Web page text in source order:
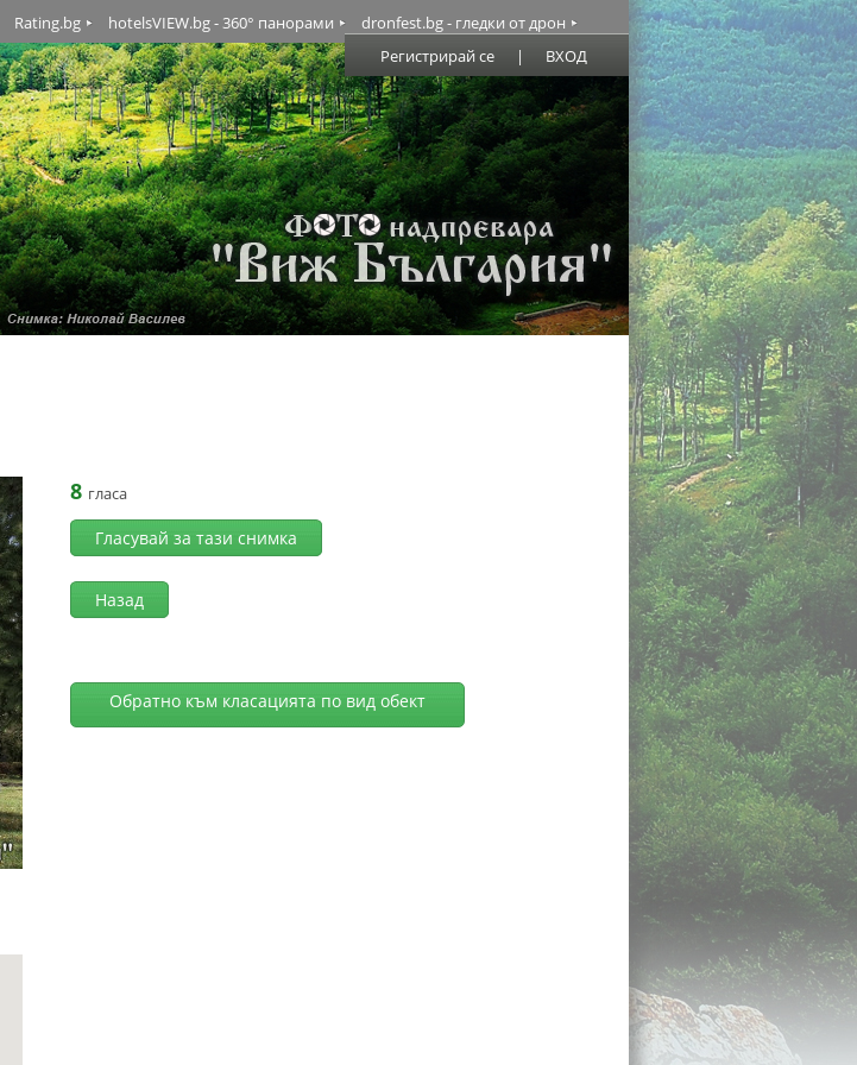
Rating.bg hotelsVIEW.bg - 360° панорами
dronfest.bg - гледки от дрон
Регистрирай се
| ВХОД
8 гласа
Гласувай за тази снимка
Назад
Обратно към класацията по вид обект